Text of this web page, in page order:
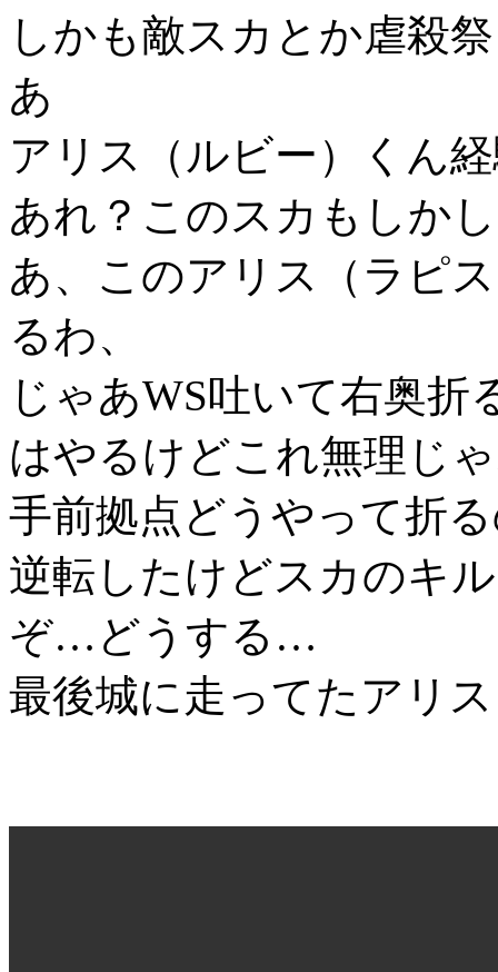
しかも敵スカとか虐殺
あ
アリス（ルビー）くん
あれ？このスカもしか
あ、このアリス（ラピ
るわ、
じゃあWS吐いて右奥
はやるけどこれ無理じ
手前拠点どうやって折
逆転したけどスカのキ
ぞ…どうする…
最後城に走ってたアリ